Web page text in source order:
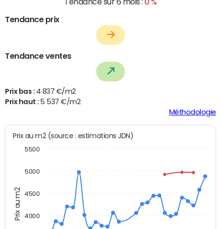
Tendance prix
Tendance ventes
Prix bas : 4 837 €/m2
Prix haut : 5 537 €/m2
Méthodologie
Prix au m2
Prix au m2 (source : estimations JDN)
4000
4500
5000
5500